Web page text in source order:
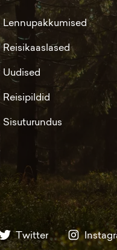
Lennupakkumised
Reisikaaslased
Uudised
Reisipildid
Sisuturundus
Twitter